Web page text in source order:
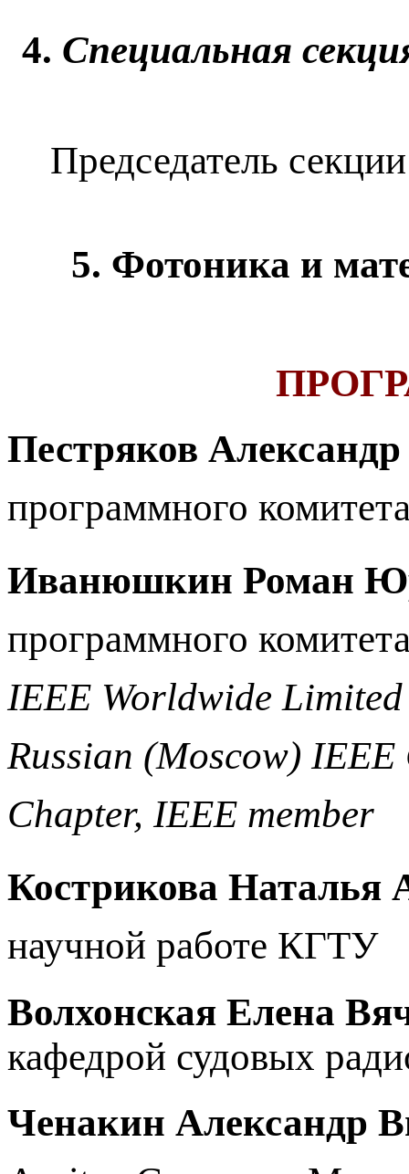
4. Специальная
Председатель
5. Фотоника и
Пестряков
программного
Иванюшкин Роман
программного
IEEE Worldwide Limited
Russian (Moscow) IEEE
Chapter, IEEE member
Кострикова Наталья
научной работе КГТУ
Волхонская Елена
кафедрой судовых
Ченакин Александр